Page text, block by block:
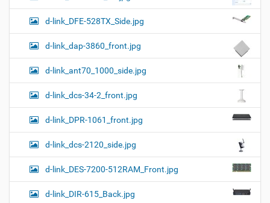
d-link_DFE-528TX_Side.jpg
d-link_dap-3860_front.jpg
d-link_ant70_1000_side.jpg
d-link_dcs-34-2_front.jpg
d-link_DPR-1061_front.jpg
d-link_dcs-2120_side.jpg
d-link_DES-7200-512RAM_Front.jpg
d-link_DIR-615_Back.jpg